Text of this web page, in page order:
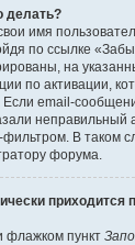
делать?
имя
по ссылке
на
по активации,
email-
неправильный
В таком
форума.
приходится
флажком пункт